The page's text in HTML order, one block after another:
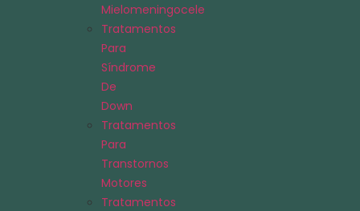
Mielomeningocele
Tratamentos
Para
Síndrome
De
Down
Tratamentos
Para
Transtornos
Motores
Tratamentos